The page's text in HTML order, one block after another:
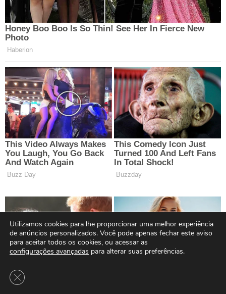
Utilizamos cookies para lhe proporcionar uma melhor experiência
de anúncios personalizados. Você pode apenas fechar este aviso
para aceitar todos os cookies, ou acessar as
configurações avançadas para alterar suas preferências.
Close GDPR Cookie Banner